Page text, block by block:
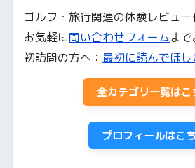
ゴルフ・旅行関連の体験レビュー
お気軽に問い合わせフォームまで
初訪問の方へ： 最初に読んでほ
全カテゴリ一覧はこ
プロフィールはこ